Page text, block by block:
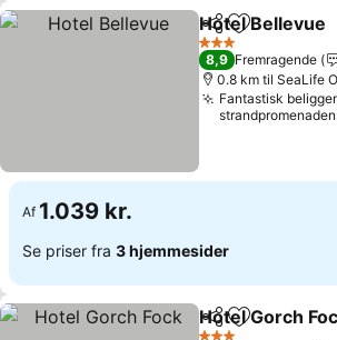
Del Føj til
Hotel Bellevue
3 Stjerner
8,9 Fremragende
0.8 km til SeaLife
Fantastisk
strandpromenaden
Af 1.039 kr.
Se priser fra 3 hjemmesider
Del Føj til
Hotel Gorch